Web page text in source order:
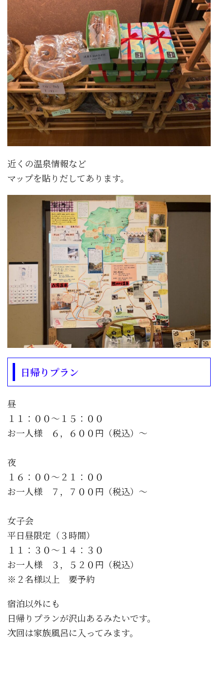
近くの温泉情報など
マップを貼りだしてあります。
日帰りプラン
昼
１１：００〜１５：００
お一人様 ６，６００円（税込）〜
夜
１６：００〜２１：００
お一人様 ７，７００円（税込）〜
女子会
平日昼限定（３時間）
１１：３０〜１４：３０
お一人様 ３，５２０円（税込）
※２名様以上 要予約
宿泊以外にも
日帰りプランが沢山あるみたいです。
次回は家族風呂に入ってみます。